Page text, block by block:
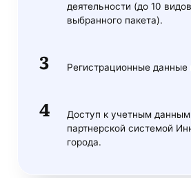
деятельности (до 10
выбранного пакета).
Регистрационные данные
Доступ к учетным
партнерской системой
города.